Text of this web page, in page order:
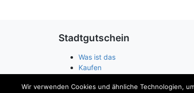
Stadtgutschein
Was ist das
Kaufen
Guthabenabfrage
Wir verwenden Cookies und ähnliche Technologien,